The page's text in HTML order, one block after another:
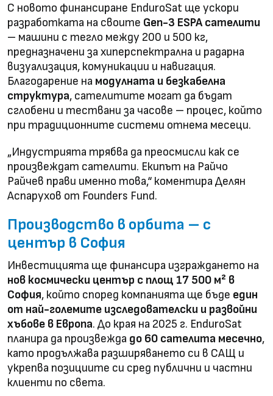
С новото финансиране EnduroSat ще ускори
разработката на своите Gen-3 ESPA сателити
– машини с тегло между 200 и 500 кг,
предназначени за хиперспектрална и радарна
визуализация, комуникации и навигация.
Благодарение на модулната и безкабелна
структура, сателитите могат да бъдат
сглобени и тествани за часове – процес, който
при традиционните системи отнема месеци.
„Индустрията трябва да преосмисли как се
произвеждат сателити. Екипът на Райчо
Райчев прави именно това,“ коментира Делян
Аспарухов от Founders Fund.
Производство в орбита – с
център в София
Инвестицията ще финансира изграждането на
нов космически център с площ 17 500 м² в
София, който според компанията ще бъде един
от най-големите изследователски и развойни
хъбове в Европа. До края на 2025 г. EnduroSat
планира да произвежда до 60 сателита месечно,
като продължава разширяването си в САЩ и
укрепва позициите си сред публични и частни
клиенти по света.